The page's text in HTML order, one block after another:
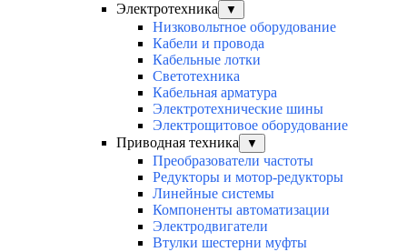
Электротехника ▼
Низковольтное оборудование
Кабели и провода
Кабельные лотки
Светотехника
Кабельная арматура
Электротехнические шины
Электрощитовое оборудование
Приводная техника
▼
Преобразователи частоты
Редукторы и мотор-редукторы
Линейные системы
Компоненты автоматизации
Электродвигатели
Втулки шестерни муфты